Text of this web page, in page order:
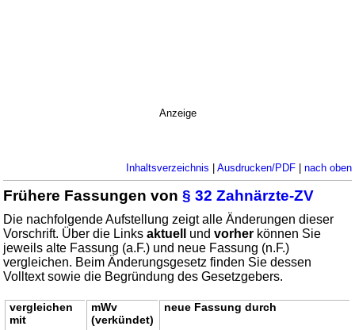
Anzeige
Inhaltsverzeichnis | Ausdrucken/PDF| nach oben
Frühere Fassungen von§ 32 Zahnärzte-ZV
Die nachfolgende Aufstellung zeigt alle Änderungen dieser
Vorschrift. Über die Linksaktuell undvorher können Sie
jeweils alte Fassung (a.F.) und neue Fassung (n.F.)
vergleichen. Beim Änderungsgesetz finden Sie dessen
Volltext sowie die Begründung des Gesetzgebers.
vergleichen
mit
mWv
(verkündet)
neue Fassung durch